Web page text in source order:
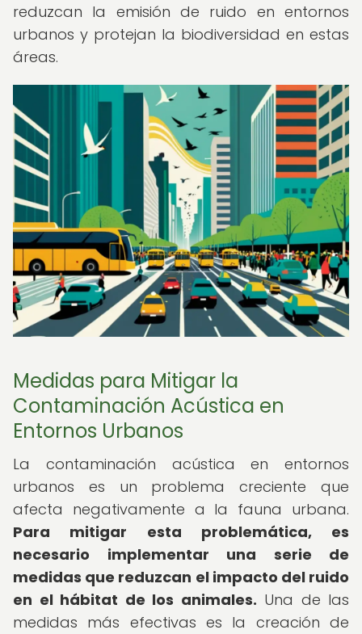
reduzcan la emisión de ruido en entornos
urbanos y protejan la biodiversidad en estas
áreas.
Medidas para Mitigar la
Contaminación Acústica en
Entornos Urbanos
La contaminación acústica en entornos
urbanos es un problema creciente que
afecta negativamente a la fauna urbana.
Para mitigar esta problemática, es
necesario implementar una serie de
medidas que reduzcan el impacto del ruido
en el hábitat de los animales. Una de las
medidas más efectivas es la creación de